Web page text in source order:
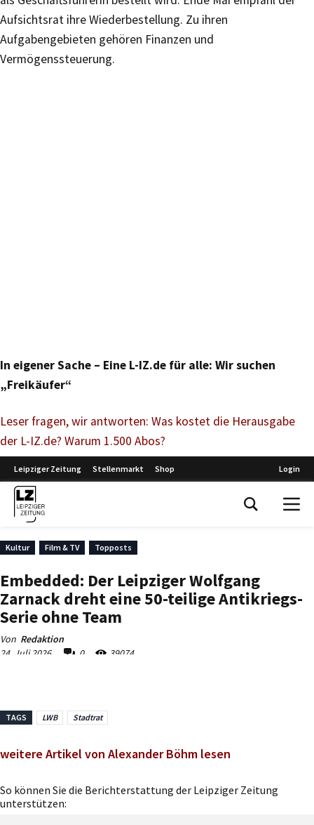
Aufsichtsrat ihre Wiederbestellung. Zu ihren
Aufgabengebieten gehören Finanzen und
Vermögenssteuerung.
In eigener Sache – Eine L-IZ.de für alle: Wir suchen
„Freikäufer“
Leser fragen, wir antworten: Was kostet die Herausgabe
der L-IZ.de? Warum 1.500 Abos?
TAGS LWB Stadtrat
weitere Artikel von Alexander Böhm lesen
So können Sie die Berichterstattung der Leipziger Zeitung
unterstützen: